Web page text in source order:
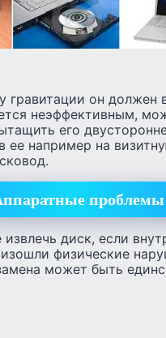
гравитации он должен
неэффективным,
его
ее например на
проблемы
диск, если
физические
может быть